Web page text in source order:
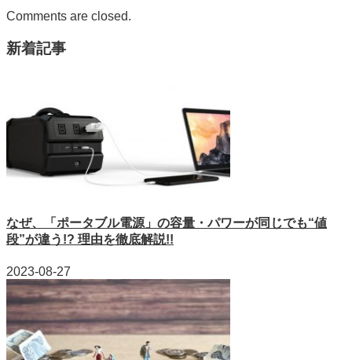
Comments are closed.
新着記事
なぜ、「ポータブル電源」の容量・パワーが同じでも“値
段”が違う!? 理由を徹底解説!!
2023-08-27